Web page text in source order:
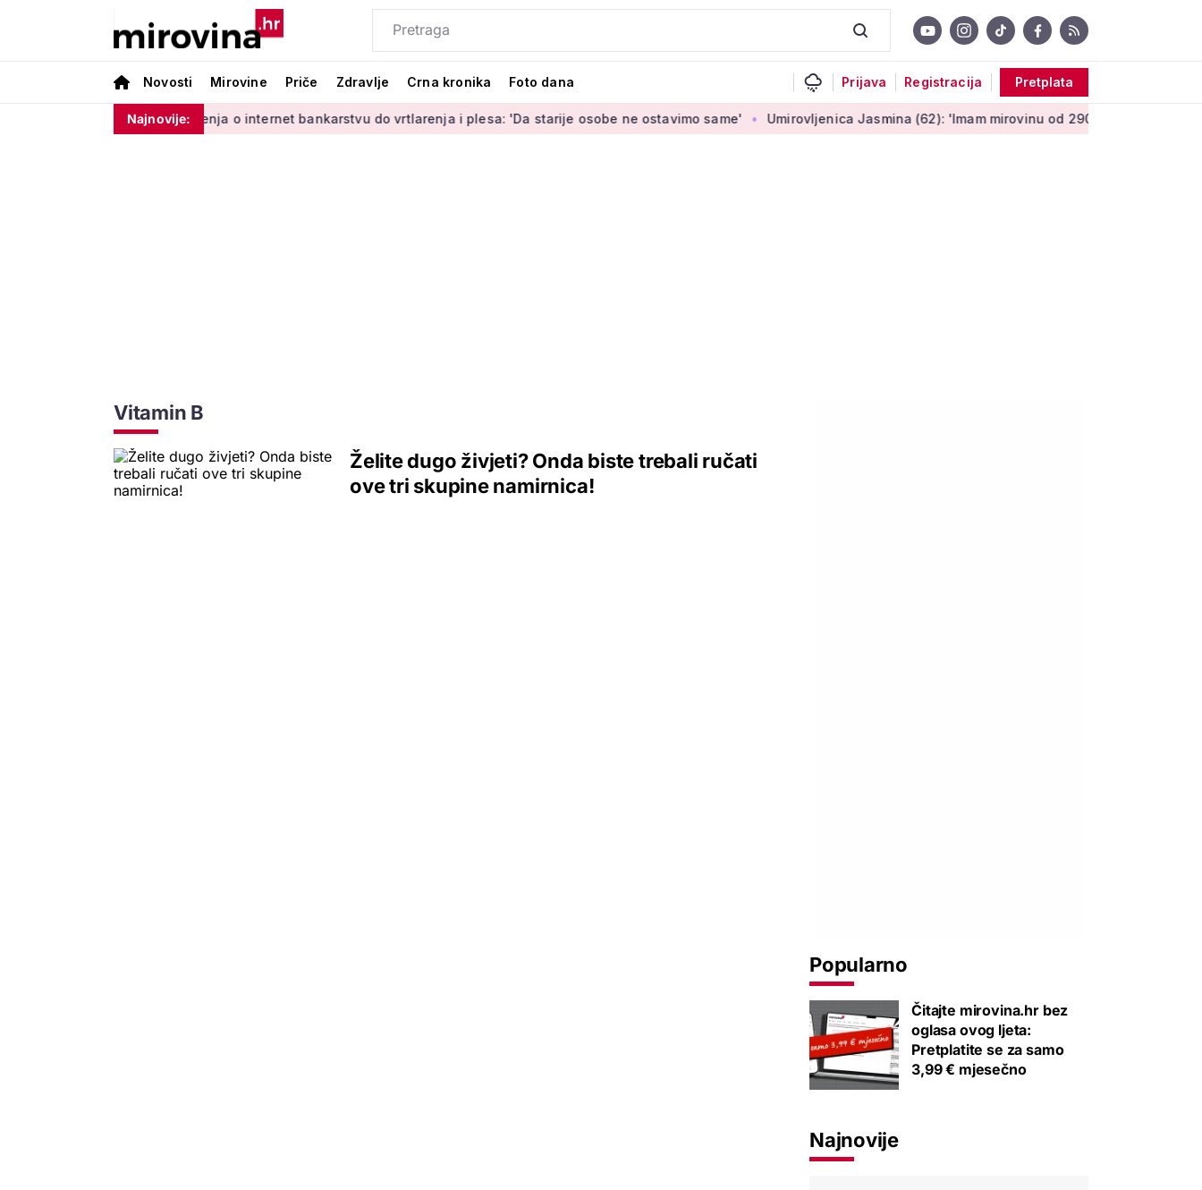
Novosti Mirovine Priče Zdravlje Crna kronika Foto dana Prijava Registracija Pretplata
Najnovije:
Od učenja o internet bankarstvu do vrtlarenja i plesa: 'Da starije osobe ne ostavimo same' Umirovljenica Jasmina (62): 'Imam mirovinu od 290 eura, a dobijem i
Vitamin B
Želite dugo živjeti? Onda biste trebali ručati
ove tri skupine namirnica!
Popularno
Čitajte mirovina.hr bez
oglasa ovog ljeta:
Pretplatite se za samo
3,99 € mjesečno
Najnovije